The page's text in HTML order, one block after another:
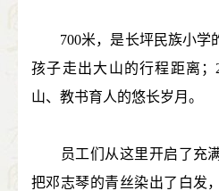
700米，是长坪民族小学
孩子走出大山的行程距离
山、教书育人的悠长岁月。
员工们从这里开启了充满
把邓志琴的青丝染出了白发